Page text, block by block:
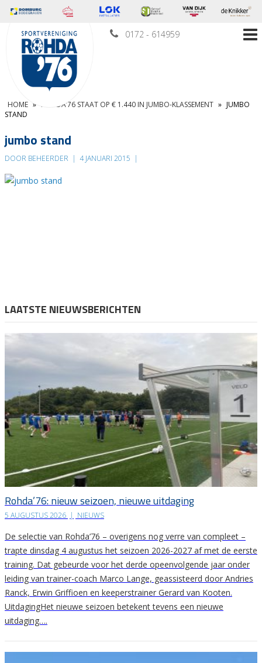
0172 - 614959
HOME » ROHDA’76 STAAT OP € 1.440 IN JUMBO-KLASSEMENT » JUMBO
STAND
jumbo stand
DOOR BEHEERDER | 4 JANUARI 2015 |
LAATSTE NIEUWSBERICHTEN
Rohda’76: nieuw seizoen, nieuwe uitdaging
5 AUGUSTUS 2026 | NIEUWS
De selectie van Rohda’76 – overigens nog verre van compleet –
trapte dinsdag 4 augustus het seizoen 2026-2027 af met de eerste
training. Dat gebeurde voor het derde opeenvolgende jaar onder
leiding van trainer-coach Marco Lange, geassisteerd door Andries
Ranck, Erwin Griffioen en keeperstrainer Gerard van Kooten.
UitdagingHet nieuwe seizoen betekent tevens een nieuwe
uitdaging….